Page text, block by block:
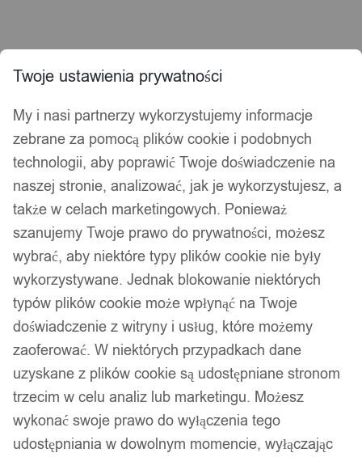
Twoje ustawienia prywatności
My i nasi partnerzy wykorzystujemy informacje
zebrane za pomocą plików cookie i podobnych
technologii, aby poprawić Twoje doświadczenie na
naszej stronie, analizować, jak je wykorzystujesz, a
także w celach marketingowych. Ponieważ
szanujemy Twoje prawo do prywatności, możesz
wybrać, aby niektóre typy plików cookie nie były
wykorzystywane. Jednak blokowanie niektórych
typów plików cookie może wpłynąć na Twoje
doświadczenie z witryny i usług, które możemy
zaoferować. W niektórych przypadkach dane
uzyskane z plików cookie są udostępniane stronom
trzecim w celu analiz lub marketingu. Możesz
wykonać swoje prawo do wyłączenia tego
udostępniania w dowolnym momencie, wyłączając